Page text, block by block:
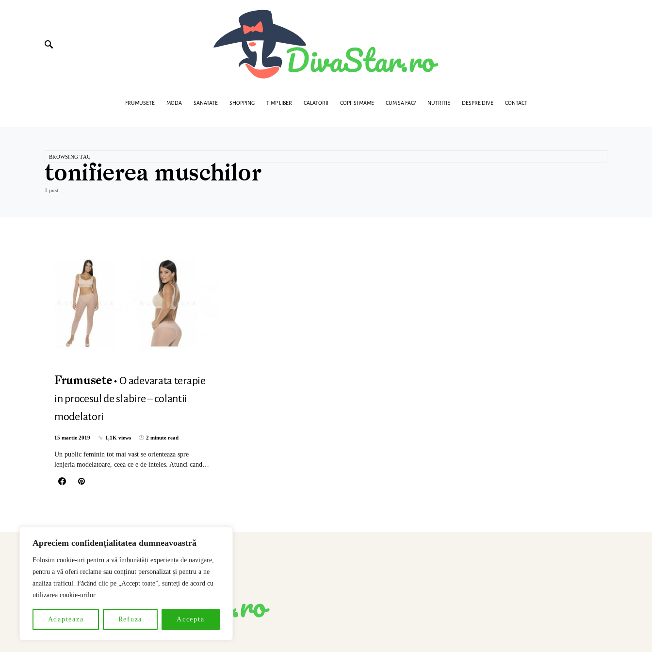
Apreciem confidențialitatea dumneavoastră
Folosim cookie-uri pentru a vă îmbunătăți experiența de navigare,
pentru a vă oferi reclame sau conținut personalizat și pentru a ne
analiza traficul. Făcând clic pe „Accept toate”, sunteți de acord cu
utilizarea cookie-urilor.
Adapteaza Refuza Accepta
FRUMUSETE MODA SANATATE SHOPPING TIMP LIBER CALATORII COPII SI MAME CUM SA FAC? NUTRITIE DESPRE DIVE CONTACT
BROWSING TAG
tonifierea muschilor
1 post
Frumusete
O adevarata terapie
in procesul de slabire – colantii
modelatori
15 martie 2019 1,1K views 2 minute read
Un public feminin tot mai vast se orienteaza spre
lenjeria modelatoare, ceea ce e de inteles. Atunci cand…
Designed & Developed bySSeoP